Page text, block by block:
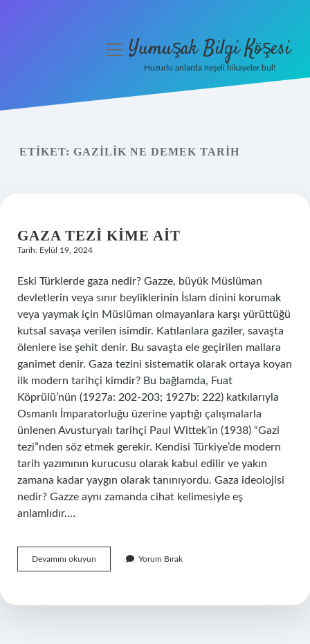
Yasal Uyarı
menüyüYumuşak Bilgi Köşesi
Huzurlu anlarda neşeli hikayeler bul!
ETIKET: GAZILIK NE DEMEK TARIH
GAZA TEZI KIME AIT
Tarih: Eylül 19, 2024
Eski Türklerde gaza nedir? Gazze, büyük Müslüman
devletlerin veya sınır beyliklerinin İslam dinini korumak
veya yaymak için Müslüman olmayanlara karşı yürüttüğü
kutsal savaşa verilen isimdir. Katılanlara gaziler, savaşta
ölenlere ise şehit denir. Bu savaşta ele geçirilen mallara
ganimet denir. Gaza tezini sistematik olarak ortaya koyan
ilk modern tarihçi kimdir? Bu bağlamda, Fuat
Köprülü’nün (1927a: 202-203; 1927b: 222) katkılarıyla
Osmanlı İmparatorluğu üzerine yaptığı çalışmalarla
ünlenen Avusturyalı tarihçi Paul Wittek’in (1938) “Gazi
tezi”nden söz etmek gerekir. Kendisi Türkiye’de modern
tarih yazımının kurucusu olarak kabul edilir ve yakın
zamana kadar yaygın olarak tanınıyordu. Gaza ideolojisi
nedir? Gazze aynı zamanda cihat kelimesiyle eş
anlamlıdır.…
Devamını okuyun
Tezi
Yorum Bırak